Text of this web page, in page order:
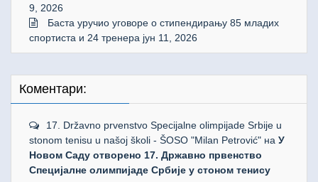
9, 2026
Баста уручио уговоре о стипендирању 85 младих
спортиста и 24 тренера јун 11, 2026
Коментари:
17. Državno prvenstvo Specijalne olimpijade Srbije u
stonom tenisu u našoj školi - ŠOSO "Milan Petrović" на У
Новом Саду отворено 17. Државно првенство
Специјалне олимпијаде Србије у стоном тенису